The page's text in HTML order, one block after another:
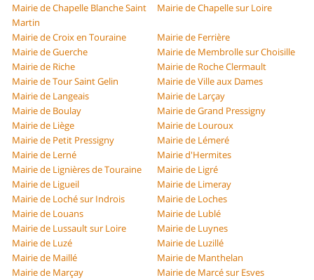
Mairie de Chapelle Blanche Saint
Martin
Mairie de Chapelle sur Loire
Mairie de Croix en Touraine
Mairie de Ferrière
Mairie de Guerche
Mairie de Membrolle sur Choisille
Mairie de Riche
Mairie de Roche Clermault
Mairie de Tour Saint Gelin
Mairie de Ville aux Dames
Mairie de Langeais
Mairie de Larçay
Mairie de Boulay
Mairie de Grand Pressigny
Mairie de Liège
Mairie de Louroux
Mairie de Petit Pressigny
Mairie de Lémeré
Mairie de Lerné
Mairie d'Hermites
Mairie de Lignières de Touraine
Mairie de Ligré
Mairie de Ligueil
Mairie de Limeray
Mairie de Loché sur Indrois
Mairie de Loches
Mairie de Louans
Mairie de Lublé
Mairie de Lussault sur Loire
Mairie de Luynes
Mairie de Luzé
Mairie de Luzillé
Mairie de Maillé
Mairie de Manthelan
Mairie de Marçay
Mairie de Marcé sur Esves